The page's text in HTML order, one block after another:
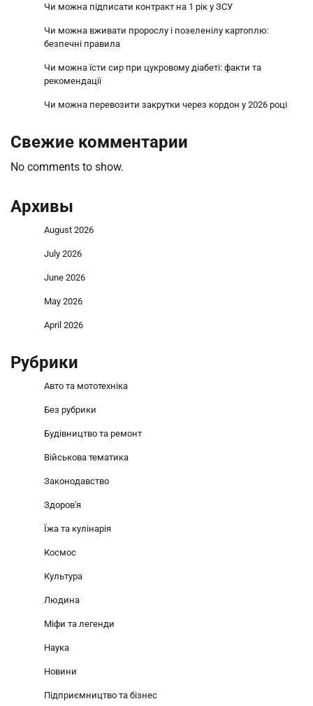
Чи можна підписати контракт на 1 рік у ЗСУ
Чи можна вживати пророслу і позеленілу картоплю:
безпечні правила
Чи можна їсти сир при цукровому діабеті: факти та
рекомендації
Чи можна перевозити закрутки через кордон у 2026 році
Свежие комментарии
No comments to show.
Архивы
August 2026
July 2026
June 2026
May 2026
April 2026
Рубрики
Авто та мототехніка
Без рубрики
Будівництво та ремонт
Військова тематика
Законодавство
Здоров'я
Їжа та кулінарія
Космос
Культура
Людина
Міфи та легенди
Наука
Новини
Підприємництво та бізнес